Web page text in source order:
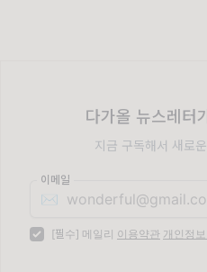
다가올 뉴스레터
지금 구독해서 새로
이메일
✉️
[필수] 메일리 이용약관 개인정